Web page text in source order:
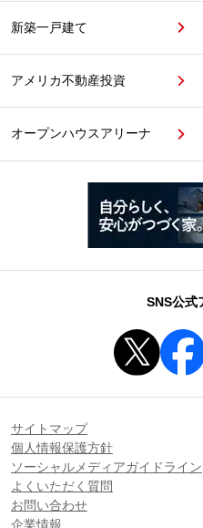
新築一戸建て
アメリカ不動産投資
オープンハウスアリーナ
SNS公式
サイトマップ
個人情報保護方針
ソーシャルメディアガイドライン
よくいただく質問
お問い合わせ
企業情報